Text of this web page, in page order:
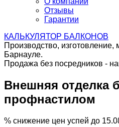
Отзывы
Гарантии
КАЛЬКУЛЯТОР БАЛКОНОВ
Производство,
Барнауле.
Продажа без посредников -
Внешняя отделка
профнастилом
% снижение цен успей до